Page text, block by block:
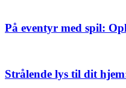
På eventyr med spil:
Strålende lys til dit